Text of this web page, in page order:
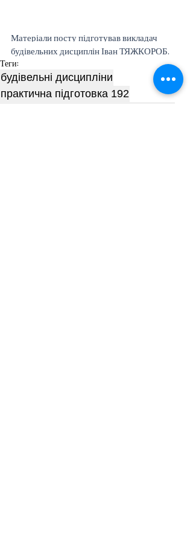
Матеріали посту підготував викладач
будівельних дисциплін Іван ТЯЖКОРОБ.
Теги:
будівельні дисципліни
практична підготовка 192